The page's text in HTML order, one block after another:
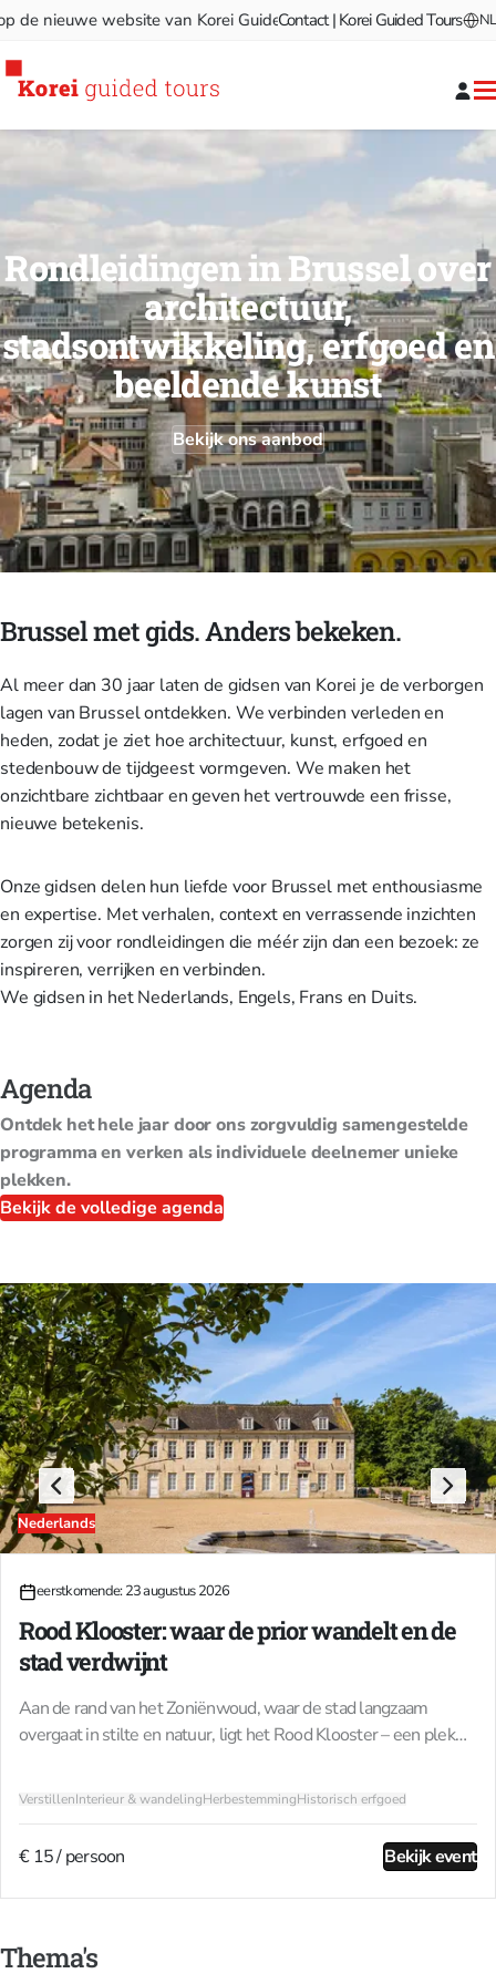
website van Korei Guided Tours! Welkom op de
Contact | Korei Guided Tours NL
Rondleidingen in Brussel over
architectuur,
stadsontwikkeling, erfgoed en
beeldende kunst
Bekijk ons aanbod
Brussel met gids. Anders bekeken.
Al meer dan 30 jaar laten de gidsen van Korei je de verborgen
lagen van Brussel ontdekken. We verbinden verleden en
heden, zodat je ziet hoe architectuur, kunst, erfgoed en
stedenbouw de tijdgeest vormgeven. We maken het
onzichtbare zichtbaar en geven het vertrouwde een frisse,
nieuwe betekenis.
Onze gidsen delen hun liefde voor Brussel met enthousiasme
en expertise. Met verhalen, context en verrassende inzichten
zorgen zij voor rondleidingen die méér zijn dan een bezoek: ze
inspireren, verrijken en verbinden.
We gidsen in het Nederlands, Engels, Frans en Duits.
Agenda
Ontdek het hele jaar door ons zorgvuldig samengestelde
programma en verken als individuele deelnemer unieke
plekken.
Bekijk de volledige agenda
AUG SEP
Nederlands
eerstkomende: 23 augustus 2026
Rood Klooster: waar de prior wandelt en de
stad verdwijnt
Aan de rand van het Zoniënwoud, waar de stad langzaam
overgaat in stilte en natuur, ligt het Rood Klooster – een plek
niet alleen een toegangspoort tot het woud, maar ook een
betoverend landschap vlak bij de stad.Sinds de tweede helft
van de 14de eeuw woonden hier de kanunniken van de orde
van Sint-Augustinus. De kloostermuren omsloten ooit het hele
oude gebouwen en bijgebouwen van het voormalige klooster.
Vandaag is het Rood Klooster opnieuw een inspirerende en
VerstillenInterieur & wandelingHerbestemmingHistorisch erfgoed
€ 15 / persoon Bekijk event
Thema's